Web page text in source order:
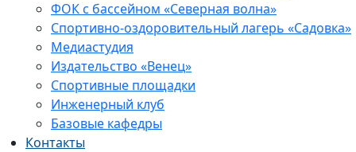
ФОК с бассейном «Северная волна»
Спортивно-оздоровительный лагерь «Садовка»
Медиастудия
Издательство «Венец»
Спортивные площадки
Инженерный клуб
Базовые кафедры
Контакты